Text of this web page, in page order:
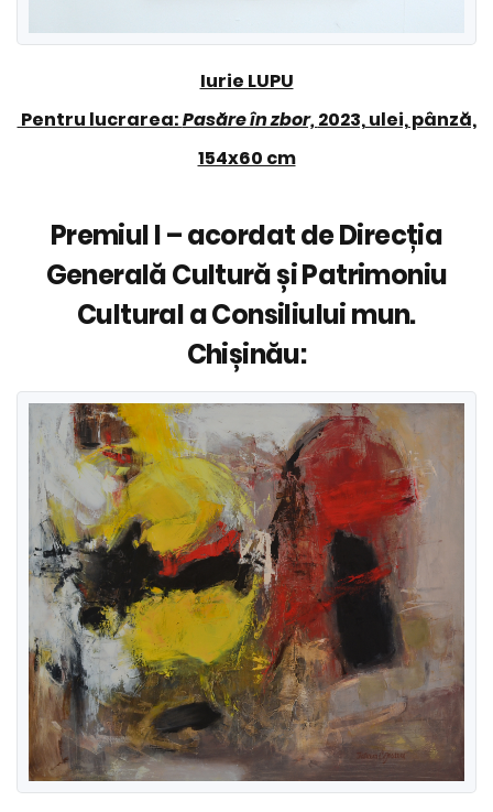
Iurie LUPU
Pentru lucrarea:Pasăre în zbor,2023, ulei, pânză,
154x60 cm
Premiul I – acordat de Direcția
Generală Cultură și Patrimoniu
Cultural a Consiliului mun.
Chișinău: